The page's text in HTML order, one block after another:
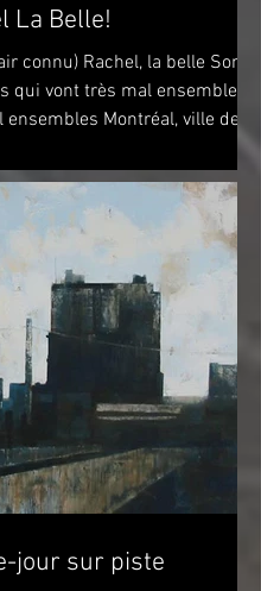
La Belle!
la belle Sont
qui vont très mal ensembles
Montréal, ville de
jour sur piste